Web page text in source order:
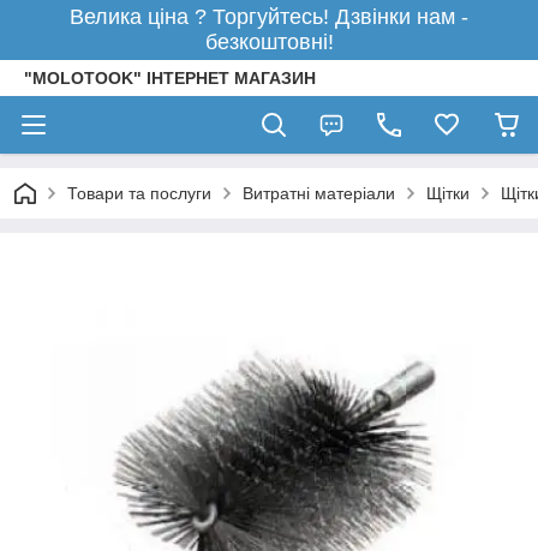
Велика ціна ? Торгуйтесь! Дзвінки нам -
безкоштовні!
"MOLOTOOK" ІНТЕРНЕТ МАГАЗИН
Товари та послуги Витратні матеріали Щітки